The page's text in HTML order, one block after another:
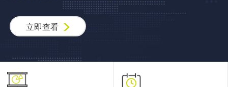
立即查看